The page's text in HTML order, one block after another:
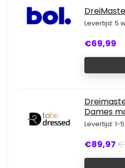
Levertijd: 5
€69,99
Dames
Levertijd: 1-
€89,97